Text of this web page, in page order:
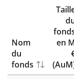
Nom
du
fonds
en